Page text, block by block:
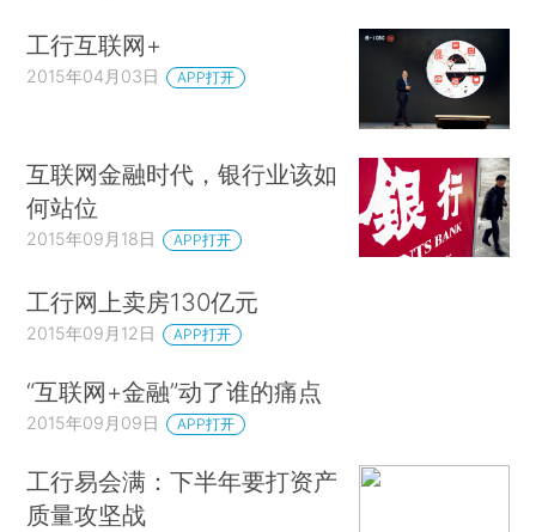
工行互联网+
2015年04月03日 APP打开
互联网金融时代，银行业该如
何站位
2015年09月18日 APP打开
工行网上卖房130亿元
2015年09月12日 APP打开
“互联网+金融”动了谁的痛点
2015年09月09日 APP打开
工行易会满：下半年要打资产
质量攻坚战